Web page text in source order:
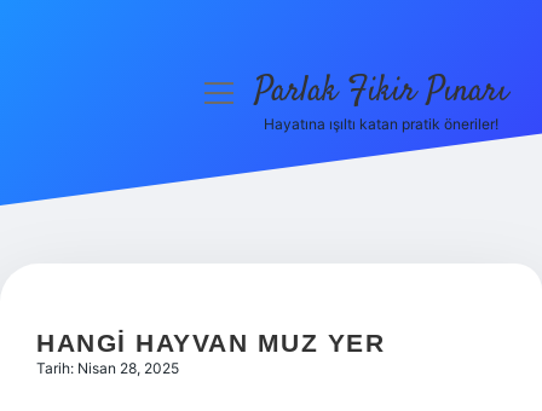
Hakkımızda
menüyüParlak Fikir Pınarı
Hayatına ışıltı katan pratik öneriler!
HANGI HAYVAN MUZ YER
Tarih: Nisan 28, 2025